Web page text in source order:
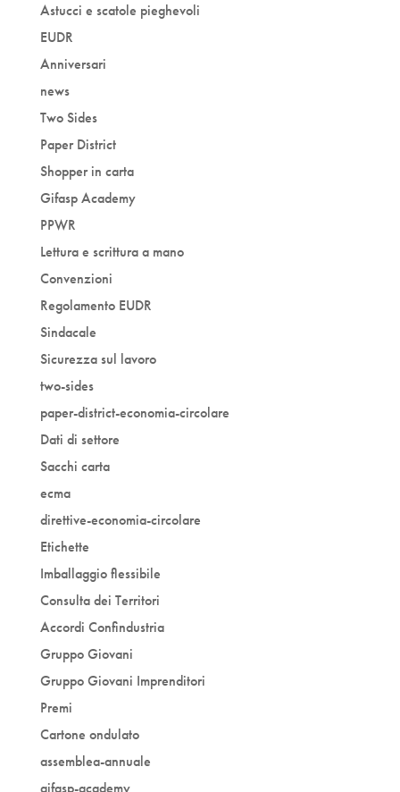
Astucci e scatole pieghevoli
EUDR
Anniversari
news
Two Sides
Paper District
Shopper in carta
Gifasp Academy
PPWR
Lettura e scrittura a mano
Convenzioni
Regolamento EUDR
Sindacale
Sicurezza sul lavoro
two-sides
paper-district-economia-circolare
Dati di settore
Sacchi carta
ecma
direttive-economia-circolare
Etichette
Imballaggio flessibile
Consulta dei Territori
Accordi Confindustria
Gruppo Giovani
Gruppo Giovani Imprenditori
Premi
Cartone ondulato
assemblea-annuale
gifasp-academy